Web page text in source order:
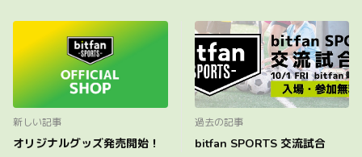
新しい記事
オリジナルグッズ発売開始！
過去の記事
bitfan SPORTS 交流試合